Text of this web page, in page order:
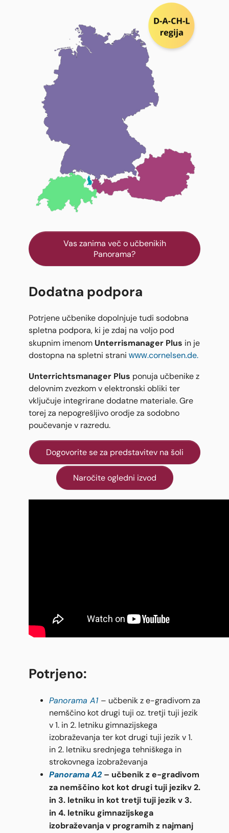
Vas zanima več o učbenikih
Panorama?
Dodatna podpora
Potrjene učbenike dopolnjuje tudi sodobna
spletna podpora, ki je zdaj na voljo pod
skupnim imenom Unterrismanager Plus in je
dostopna na spletni strani www.cornelsen.de.
Unterrichtsmanager Plus ponuja učbenike z
delovnim zvezkom v elektronski obliki ter
vključuje integrirane dodatne materiale. Gre
torej za nepogrešljivo orodje za sodobno
poučevanje v razredu.
Dogovorite se za predstavitev na šoli
Naročite ogledni izvod
Potrjeno:
Panorama A1 – učbenik z e-gradivom za
nemščino kot drugi tuji oz. tretji tuji jezik
v 1. in 2. letniku gimnazijskega
izobraževanja ter kot drugi tuji jezik v 1.
in 2. letniku srednjega tehniškega in
strokovnega izobraževanja
Panorama A2 – učbenik z e-gradivom
za nemščino kot kot drugi tuji jezikv 2.
in 3. letniku in kot tretji tuji jezik v 3.
in 4. letniku gimnazijskega
izobraževanja v programih z najmanj